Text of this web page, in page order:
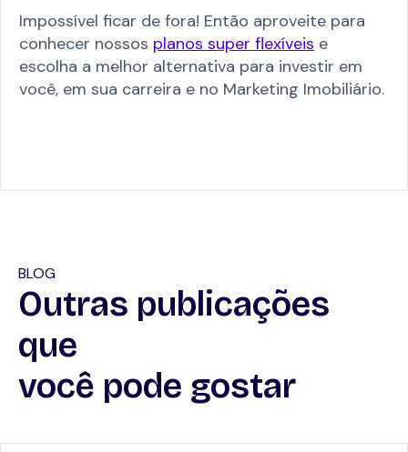
Impossível ficar de fora! Então aproveite para
conhecer nossos planos super flexíveis e
escolha a melhor alternativa para investir em
você, em sua carreira e no Marketing Imobiliário.
BLOG
Outras publicações
que
você pode gostar